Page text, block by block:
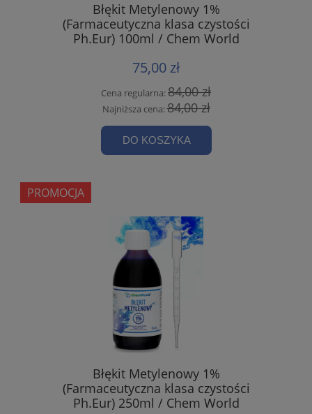
Błękit Metylenowy 1%
(Farmaceutyczna klasa czystości
Ph.Eur) 100ml / Chem World
75,00 zł
Cena regularna:84,00 zł
Najniższa cena:84,00 zł
DO KOSZYKA
Błękit Metylenowy 1%
(Farmaceutyczna klasa czystości
Ph.Eur) 250ml / Chem World
PROMOCJA